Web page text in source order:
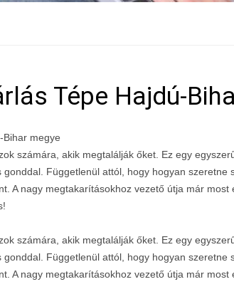
Tépe Hajdú-
megye
számára, akik megtalálják őket. Ez egy
gonddal. Függetlenül attól, hogy hogyan szeretne
A nagy megtakarításokhoz vezető útja már most
számára, akik megtalálják őket. Ez egy
gonddal. Függetlenül attól, hogy hogyan szeretne
A nagy megtakarításokhoz vezető útja már most